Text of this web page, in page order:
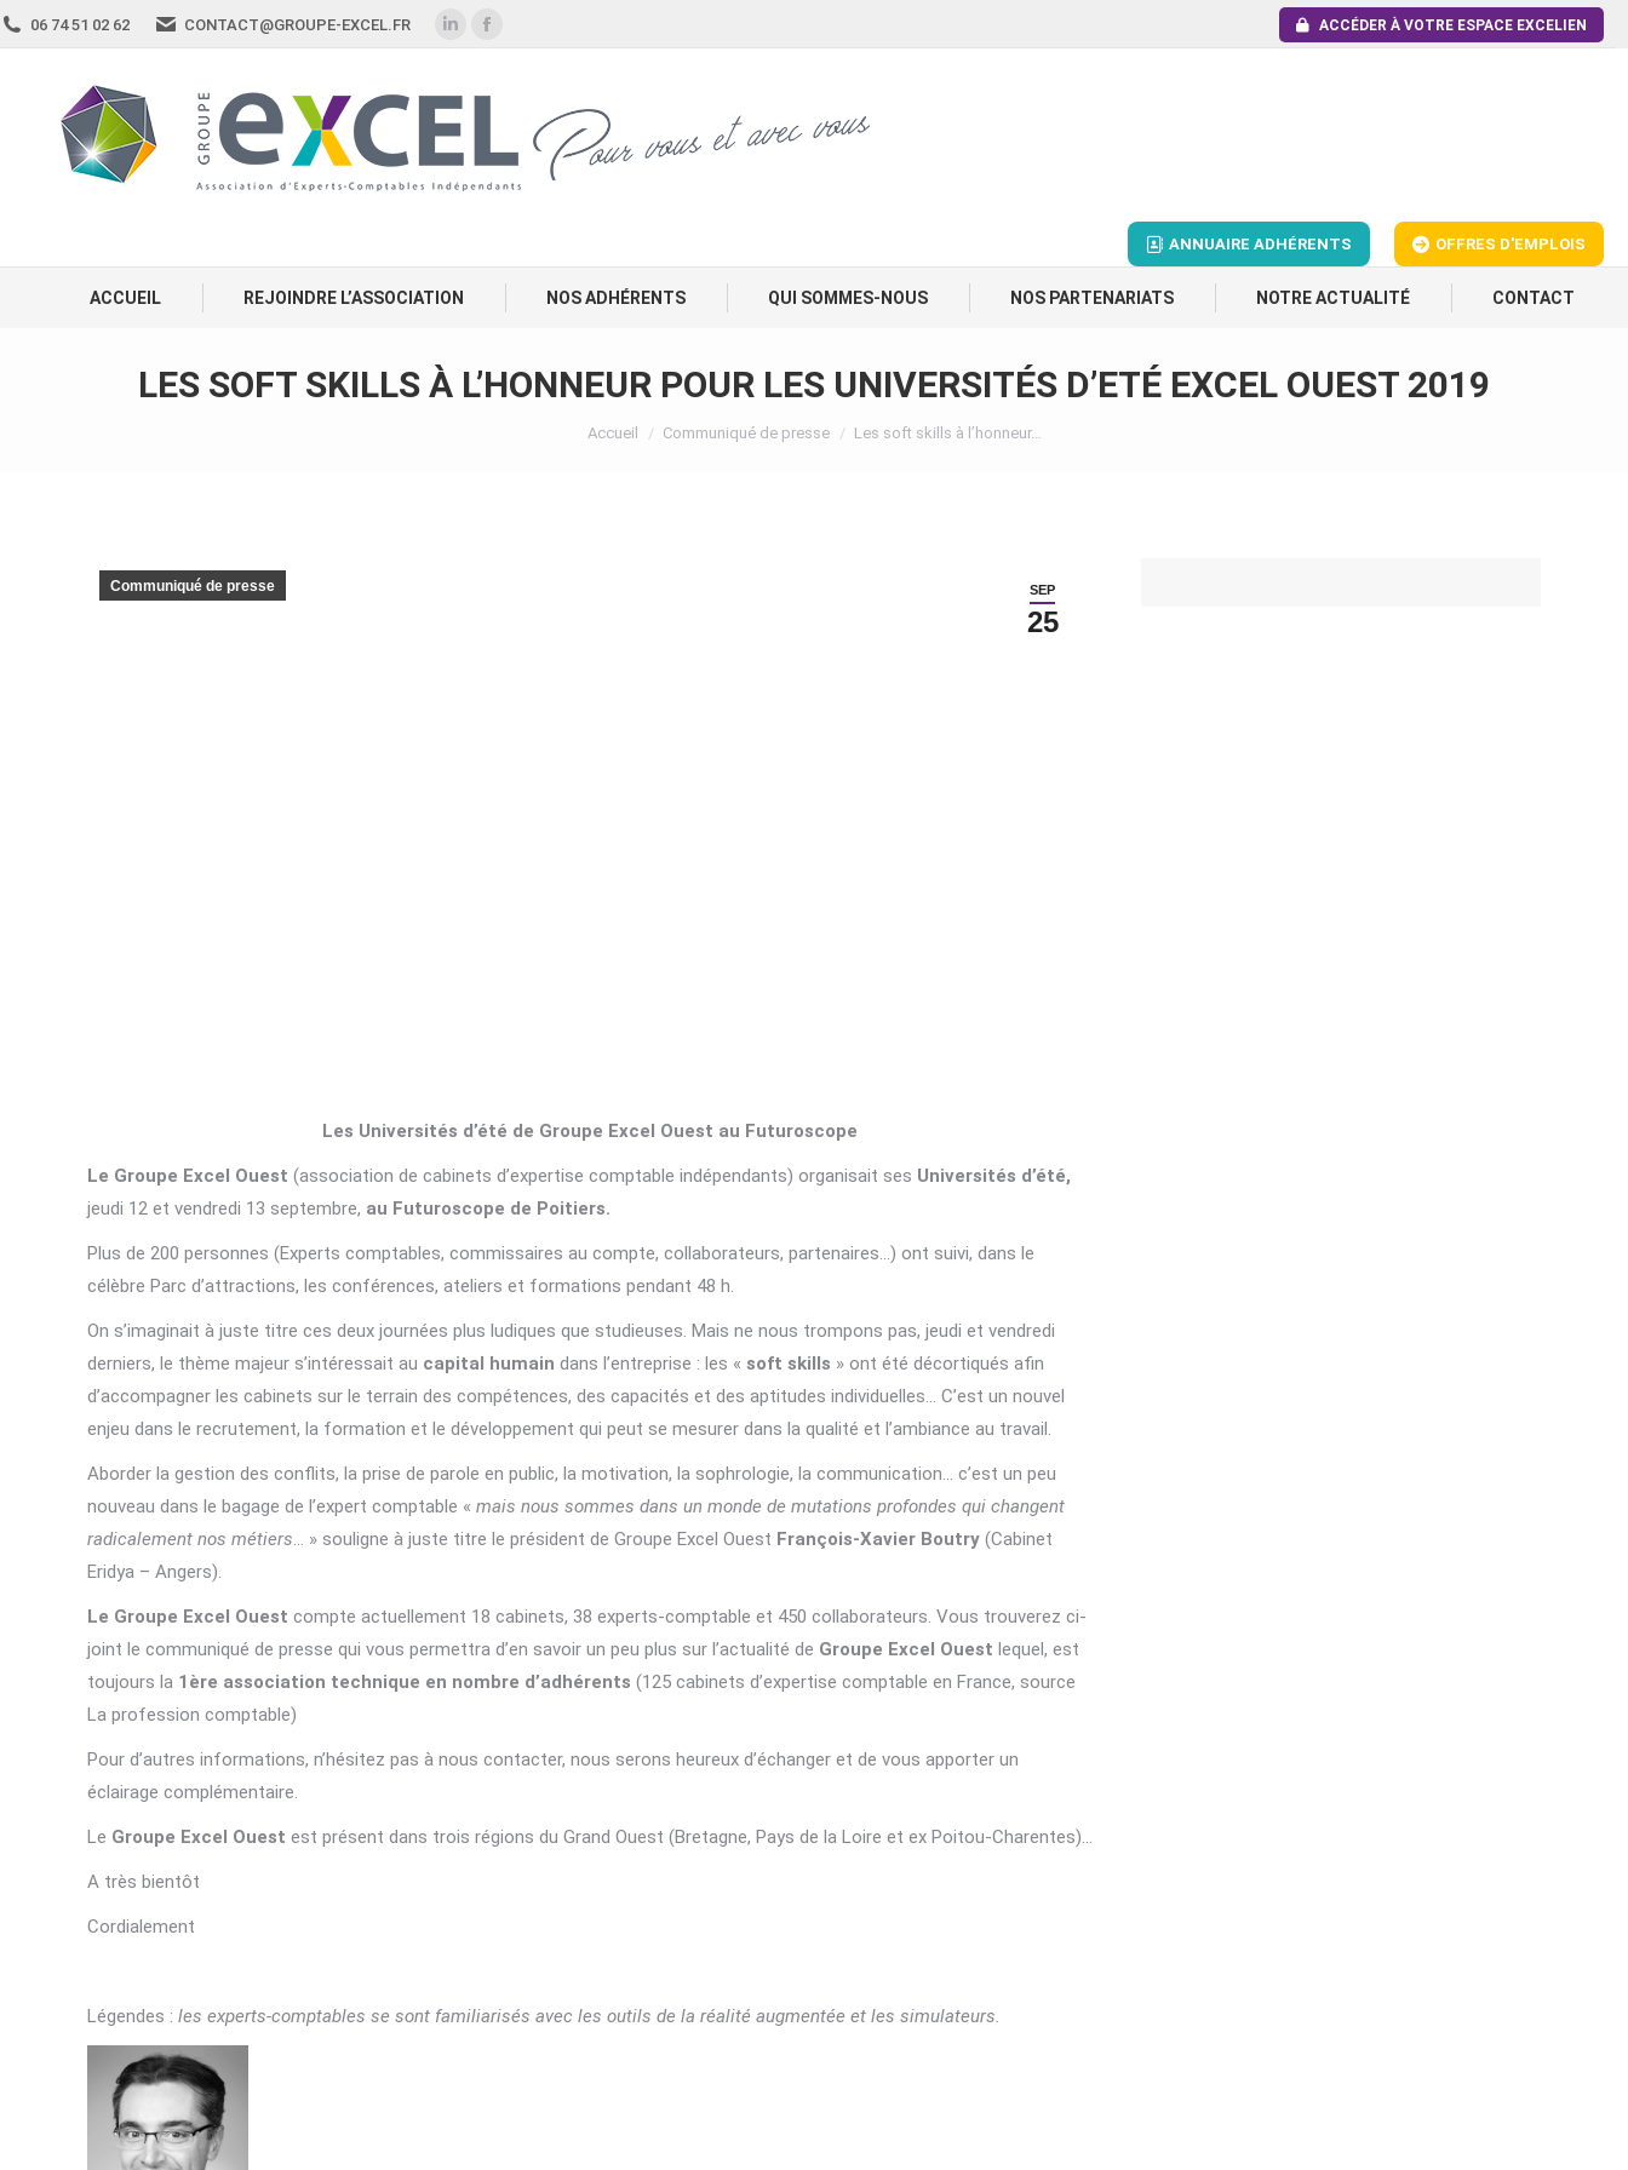
06 74 51 02 62 CONTACT@GROUPE-EXCEL.FR ACCÉDER À VOTRE ESPACE EXCELIEN
ANNUAIRE ADHÉRENTS OFFRES D'EMPLOIS
ACCUEIL REJOINDRE L’ASSOCIATION NOS ADHÉRENTS QUI SOMMES-NOUS NOS PARTENARIATS NOTRE ACTUALITÉ CONTACT
LES SOFT SKILLS À L’HONNEUR POUR LES UNIVERSITÉS D’ETÉ EXCEL OUEST 2019
Vous êtes ici :
Accueil Communiqué de presse Les soft skills à l’honneur…
SEP
25
Communiqué de presse
Les Universités d’été de Groupe Excel Ouest au Futuroscope
Le Groupe Excel Ouest (association de cabinets d’expertise comptable indépendants) organisait ses Universités d’été,
jeudi 12 et vendredi 13 septembre, au Futuroscope de Poitiers.
Plus de 200 personnes (Experts comptables, commissaires au compte, collaborateurs, partenaires…) ont suivi, dans le
célèbre Parc d’attractions, les conférences, ateliers et formations pendant 48 h.
On s’imaginait à juste titre ces deux journées plus ludiques que studieuses. Mais ne nous trompons pas, jeudi et vendredi
derniers, le thème majeur s’intéressait au capital humain dans l’entreprise : les « soft skills » ont été décortiqués afin
d’accompagner les cabinets sur le terrain des compétences, des capacités et des aptitudes individuelles… C’est un nouvel
enjeu dans le recrutement, la formation et le développement qui peut se mesurer dans la qualité et l’ambiance au travail.
Aborder la gestion des conflits, la prise de parole en public, la motivation, la sophrologie, la communication… c’est un peu
nouveau dans le bagage de l’expert comptable « mais nous sommes dans un monde de mutations profondes qui changent
radicalement nos métiers… » souligne à juste titre le président de Groupe Excel Ouest François-Xavier Boutry (Cabinet
Eridya – Angers).
Le Groupe Excel Ouest compte actuellement 18 cabinets, 38 experts-comptable et 450 collaborateurs. Vous trouverez ci-
joint le communiqué de presse qui vous permettra d’en savoir un peu plus sur l’actualité de Groupe Excel Ouest lequel, est
toujours la 1ère association technique en nombre d’adhérents (125 cabinets d’expertise comptable en France, source
La profession comptable)
Pour d’autres informations, n’hésitez pas à nous contacter, nous serons heureux d’échanger et de vous apporter un
éclairage complémentaire.
Le Groupe Excel Ouest est présent dans trois régions du Grand Ouest (Bretagne, Pays de la Loire et ex Poitou-Charentes)…
A très bientôt
Cordialement
Légendes : les experts-comptables se sont familiarisés avec les outils de la réalité augmentée et les simulateurs.